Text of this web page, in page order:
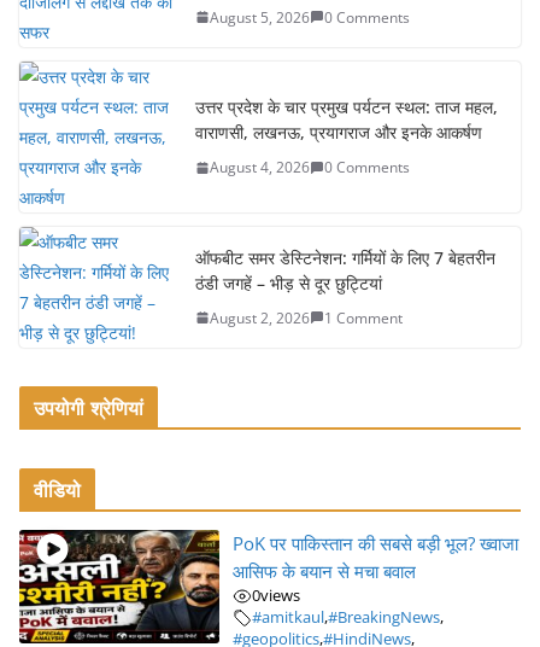
o
k
August 5, 2026 0 Comments
उत्तर प्रदेश के चार प्रमुख पर्यटन स्थल: ताज महल,
वाराणसी, लखनऊ, प्रयागराज और इनके आकर्षण
August 4, 2026 0 Comments
ऑफबीट समर डेस्टिनेशन: गर्मियों के लिए 7 बेहतरीन
ठंडी जगहें – भीड़ से दूर छुट्टियां
August 2, 2026 1 Comment
उपयोगी श्रेणियां
वीडियो
PoK पर पाकिस्तान की सबसे बड़ी भूल? ख्वाजा
आसिफ के बयान से मचा बवाल
0views
#amitkaul,#BreakingNews,
#geopolitics,#HindiNews,